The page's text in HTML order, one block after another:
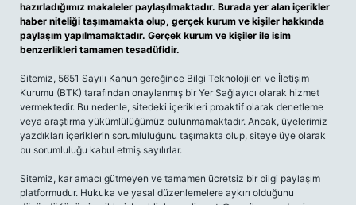
hazırladığımız makaleler paylaşılmaktadır. Burada yer alan içerikler
haber niteliği taşımamakta olup, gerçek kurum ve kişiler hakkında
paylaşım yapılmamaktadır. Gerçek kurum ve kişiler ile isim
benzerlikleri tamamen tesadüfidir.
Sitemiz, 5651 Sayılı Kanun gereğince Bilgi Teknolojileri ve İletişim
Kurumu (BTK) tarafından onaylanmış bir Yer Sağlayıcı olarak hizmet
vermektedir. Bu nedenle, sitedeki içerikleri proaktif olarak denetleme
veya araştırma yükümlülüğümüz bulunmamaktadır. Ancak, üyelerimiz
yazdıkları içeriklerin sorumluluğunu taşımakta olup, siteye üye olarak
bu sorumluluğu kabul etmiş sayılırlar.
Sitemiz, kar amacı gütmeyen ve tamamen ücretsiz bir bilgi paylaşım
platformudur. Hukuka ve yasal düzenlemelere aykırı olduğunu